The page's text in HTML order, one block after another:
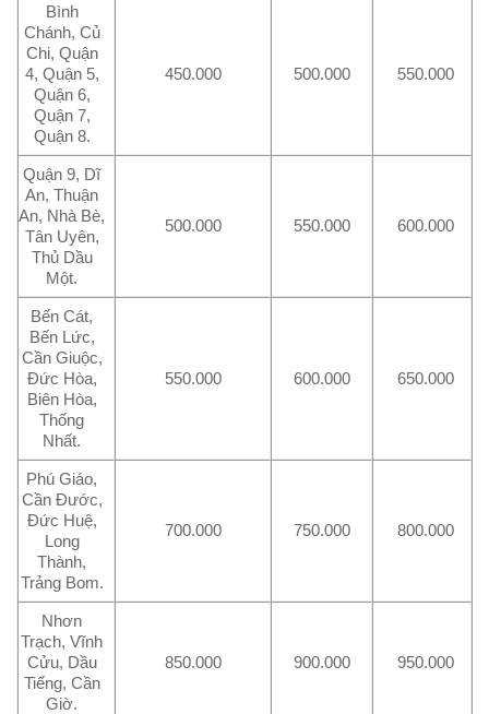
Bình
Chánh, Củ
Chi, Quận
4, Quận 5,
Quận 6,
Quận 7,
Quận 8.
450.000 500.000 550.000
Quận 9, Dĩ
An, Thuận
An, Nhà Bè,
Tân Uyên,
Thủ Dầu
Một.
500.000 550.000 600.000
Bến Cát,
Bến Lức,
Cần Giuộc,
Đức Hòa,
Biên Hòa,
Thống
Nhất.
550.000 600.000 650.000
Phú Giáo,
Cần Đước,
Đức Huệ,
Long
Thành,
Trảng Bom.
700.000 750.000 800.000
Nhơn
Trạch, Vĩnh
Cửu, Dầu
Tiếng, Cần
Giờ.
850.000 900.000 950.000